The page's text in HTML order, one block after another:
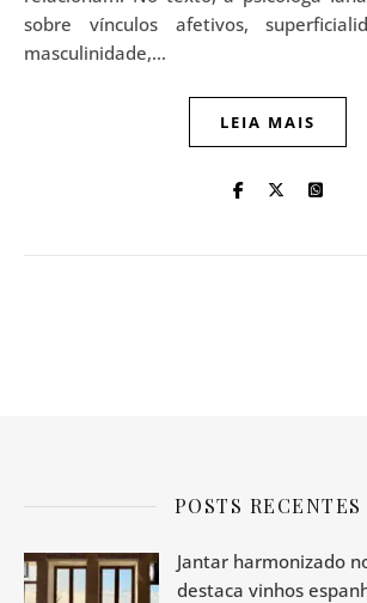
sobre vínculos afetivos,
masculinidade,…
LEIA MAIS
POSTS RECENTES
Jantar harmonizado
destaca vinhos